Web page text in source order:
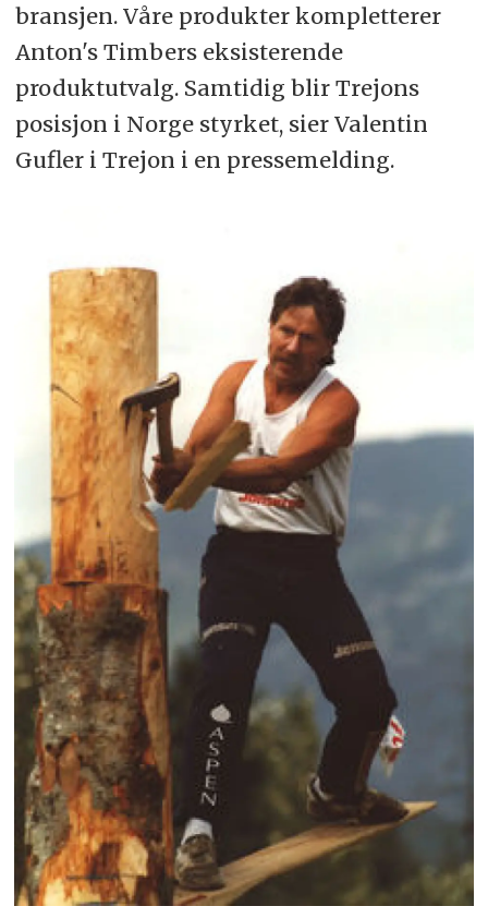
bransjen. Våre produkter kompletterer
Anton's Timbers eksisterende
produktutvalg. Samtidig blir Trejons
posisjon i Norge styrket, sier Valentin
Gufler i Trejon i en pressemelding.